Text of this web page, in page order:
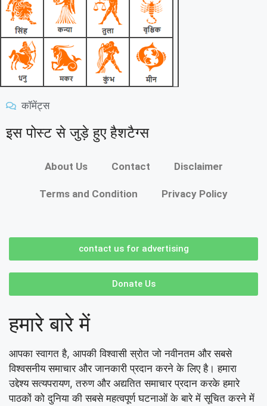
कॉमेंट्स
इस पोस्ट से जुड़े हुए हैशटैग्स
About Us Contact Disclaimer
Terms and Condition Privacy Policy
contact us for advertising
Donate Us
हमारे बारे में
आपका स्वागत है, आपकी विश्वासी स्रोत जो नवीनतम और सबसे
विश्वसनीय समाचार और जानकारी प्रदान करने के लिए है। हमारा
उद्देश्य सत्यपरायण, तरुण और अद्यतित समाचार प्रदान करके हमारे
पाठकों को दुनिया की सबसे महत्वपूर्ण घटनाओं के बारे में सूचित करने में